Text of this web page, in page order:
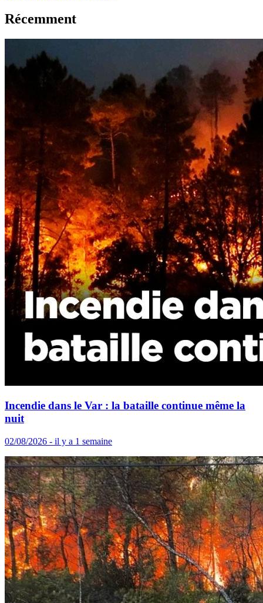
Récemment
Incendie dans le Var : la bataille continue même la
nuit
02/08/2026 - il y a 1 semaine